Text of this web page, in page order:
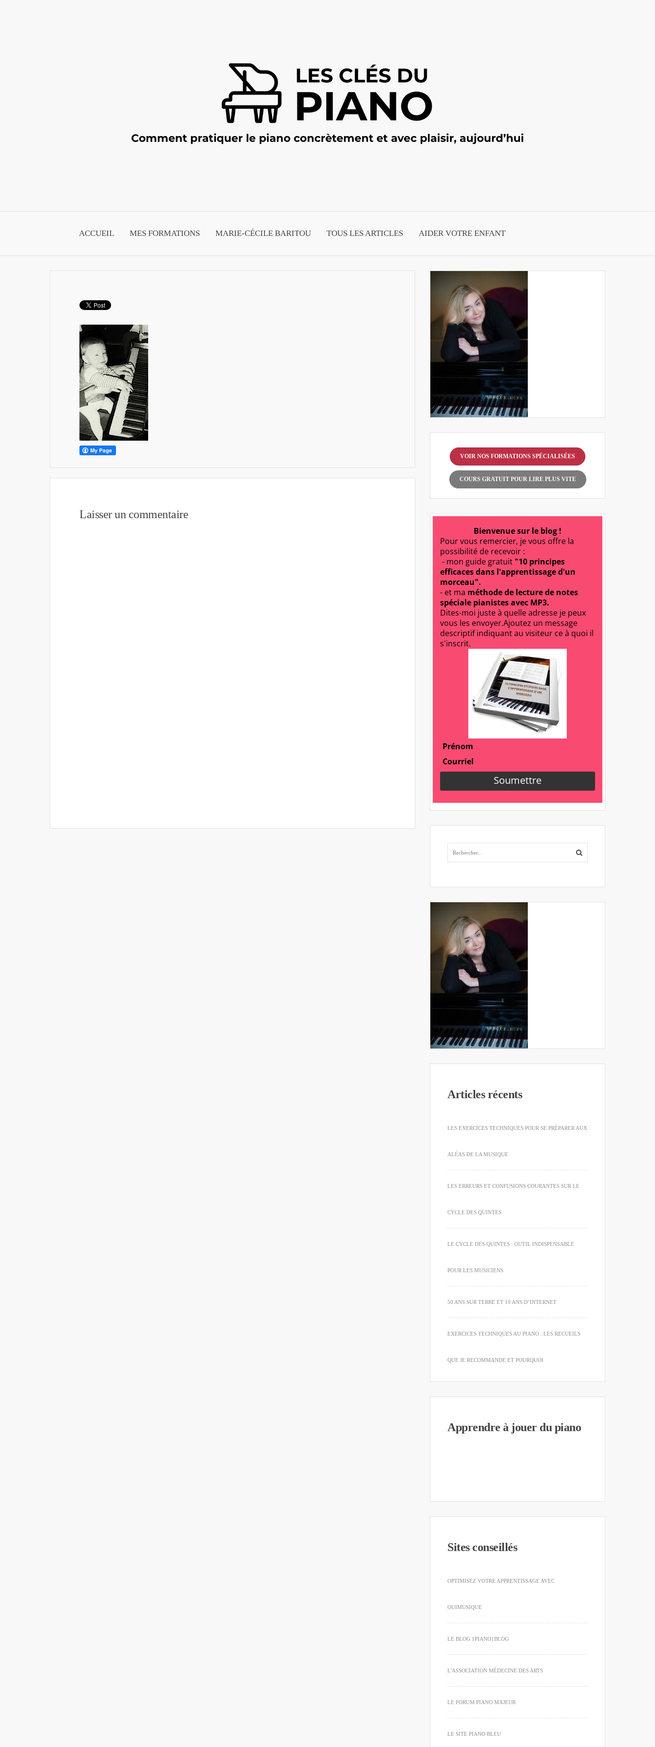
ACCUEIL MES FORMATIONS MARIE-CÉCILE BARITOU TOUS LES ARTICLES AIDER VOTRE ENFANT
Laisser un commentaire
VOIR NOS FORMATIONS SPÉCIALISÉES
COURS GRATUIT POUR LIRE PLUS VITE
Articles récents
LES EXERCICES TECHNIQUES POUR SE PRÉPARER AUX
ALÉAS DE LA MUSIQUE
LES ERREURS ET CONFUSIONS COURANTES SUR LE
CYCLE DES QUINTES
LE CYCLE DES QUINTES : OUTIL INDISPENSABLE
POUR LES MUSICIENS
50 ANS SUR TERRE ET 10 ANS D’INTERNET
EXERCICES TECHNIQUES AU PIANO : LES RECUEILS
QUE JE RECOMMANDE ET POURQUOI
Apprendre à jouer du piano
Sites conseillés
OPTIMISEZ VOTRE APPRENTISSAGE AVEC
OUIMUSIQUE
LE BLOG 1PIANO1BLOG
L'ASSOCIATION MÉDECINE DES ARTS
LE FORUM PIANO MAJEUR
LE SITE PIANO BLEU